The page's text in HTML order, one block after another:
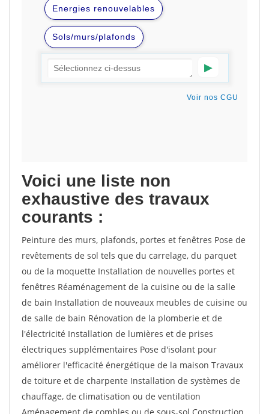
Voici une liste non
exhaustive des travaux
courants :
Peinture des murs, plafonds, portes et fenêtres Pose de
revêtements de sol tels que du carrelage, du parquet
ou de la moquette Installation de nouvelles portes et
fenêtres Réaménagement de la cuisine ou de la salle
de bain Installation de nouveaux meubles de cuisine ou
de salle de bain Rénovation de la plomberie et de
l'électricité Installation de lumières et de prises
électriques supplémentaires Pose d'isolant pour
améliorer l'efficacité énergétique de la maison Travaux
de toiture et de charpente Installation de systèmes de
chauffage, de climatisation ou de ventilation